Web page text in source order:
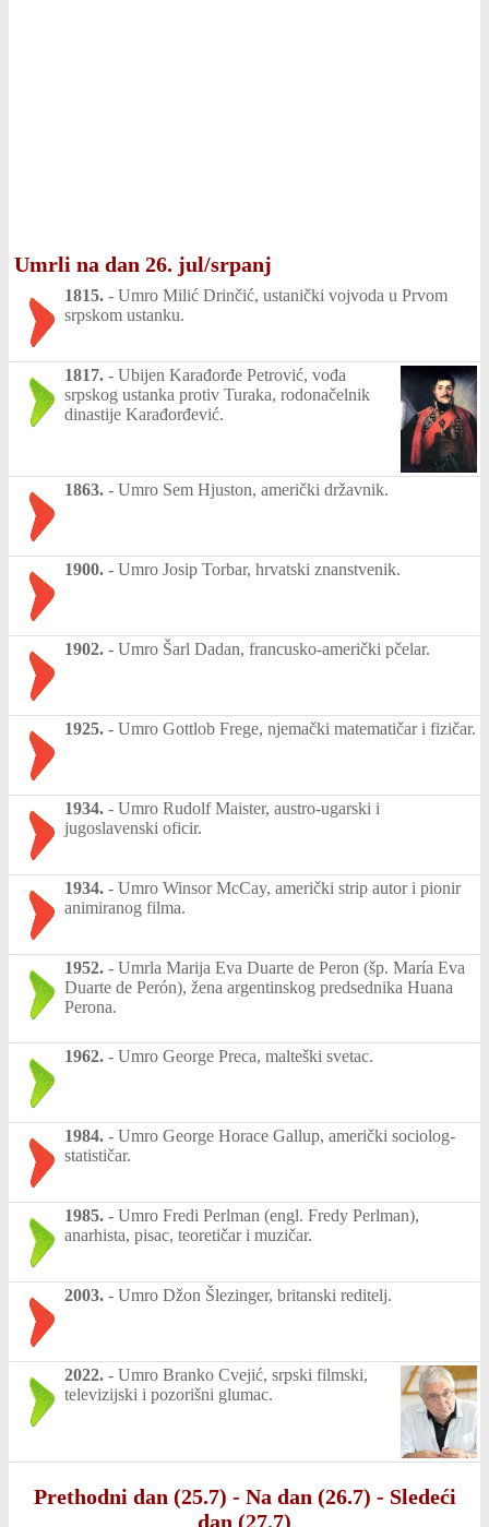
Umrli na dan 26. jul/srpanj
1815. - Umro Milić Drinčić, ustanički vojvoda u Prvom
srpskom ustanku.
1817. - Ubijen Karađorđe Petrović, vođa
srpskog ustanka protiv Turaka, rodonačelnik
dinastije Karađorđević.
1863. - Umro Sem Hjuston, američki državnik.
1900. - Umro Josip Torbar, hrvatski znanstvenik.
1902. - Umro Šarl Dadan, francusko-američki pčelar.
1925. - Umro Gottlob Frege, njemački matematičar i fizičar.
1934. - Umro Rudolf Maister, austro-ugarski i
jugoslavenski oficir.
1934. - Umro Winsor McCay, američki strip autor i pionir
animiranog filma.
1952. - Umrla Marija Eva Duarte de Peron (šp. María Eva
Duarte de Perón), žena argentinskog predsednika Huana
Perona.
1962. - Umro George Preca, malteški svetac.
1984. - Umro George Horace Gallup, američki sociolog-
statističar.
1985. - Umro Fredi Perlman (engl. Fredy Perlman),
anarhista, pisac, teoretičar i muzičar.
2003. - Umro Džon Šlezinger, britanski reditelj.
2022. - Umro Branko Cvejić, srpski filmski,
televizijski i pozorišni glumac.
Prethodni dan (25.7) - Na dan (26.7) - Sledeći
dan (27.7)